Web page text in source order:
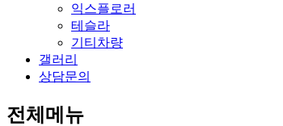
익스플로러
테슬라
기티차량
갤러리
상담문의
전체메뉴